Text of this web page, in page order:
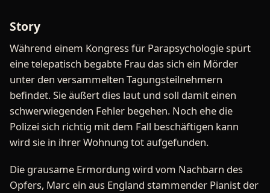
Story
Während einem Kongress für Parapsychologie spürt
eine telepatisch begabte Frau das sich ein Mörder
unter den versammelten Tagungsteilnehmern
befindet. Sie äußert dies laut und soll damit einen
schwerwiegenden Fehler begehen. Noch ehe die
Polizei sich richtig mit dem Fall beschäftigen kann
wird sie in ihrer Wohnung tot aufgefunden.
Die grausame Ermordung wird vom Nachbarn des
Opfers, Marc ein aus England stammender Pianist der